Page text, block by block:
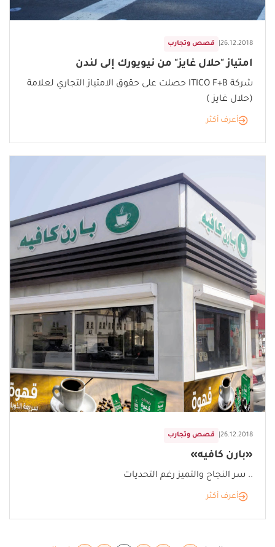
قصص وتجارب 26.12.2018
امتياز "حلال غايز" من نيويورك إلى لندن
شركة ITICO F+B حصلت على حقوق الامتياز التجاري لعلامة
(حلال غايز )
أعرف أكثر
قصص وتجارب 26.12.2018
«بارن كافيه»
.. سر النجاح والتميز رغم التحديات
أعرف أكثر